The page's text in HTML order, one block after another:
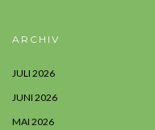
ARCHIV
JULI 2026
JUNI 2026
MAI 2026